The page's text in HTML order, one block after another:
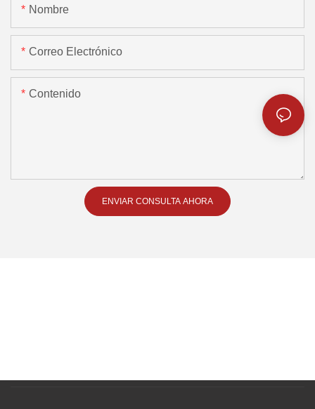
Nombre
Correo Electrónico
Contenido
ENVIAR CONSULTA AHORA